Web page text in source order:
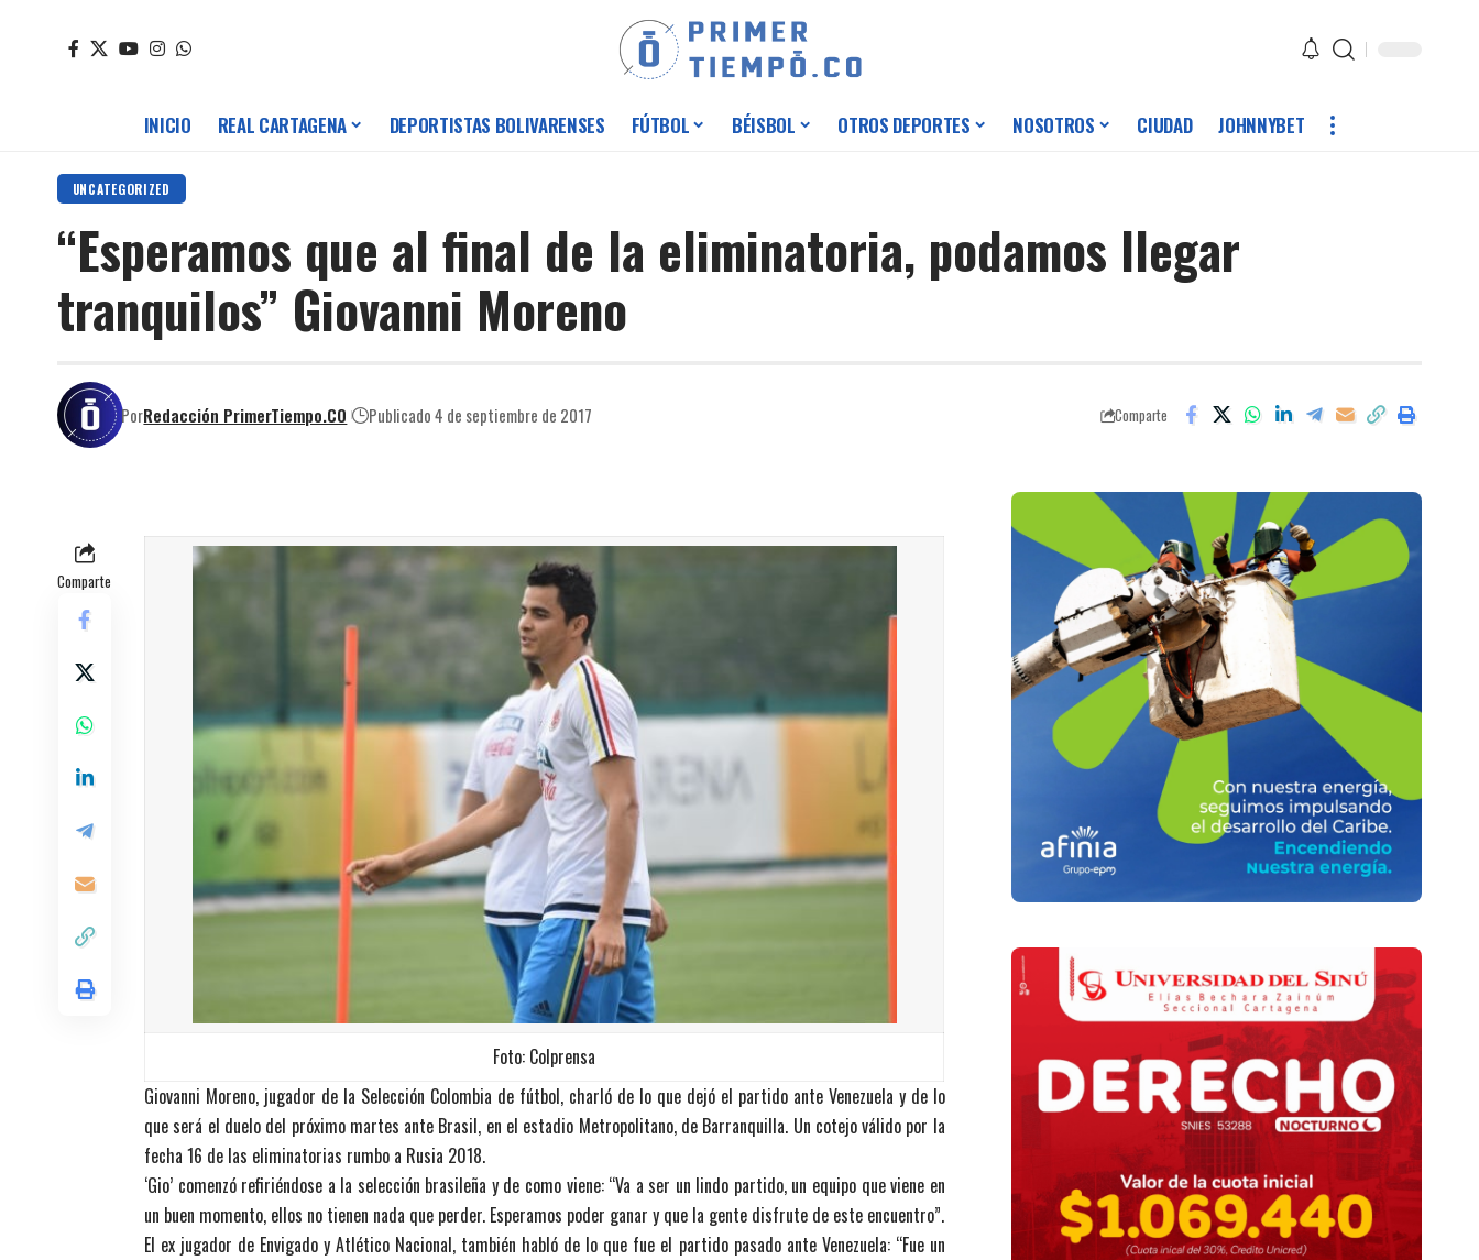
INICIO REAL CARTAGENA DEPORTISTAS BOLIVARENSES FÚTBOL BÉISBOL OTROS DEPORTES NOSOTROS CIUDAD JOHNNYBET
UNCATEGORIZED
“Esperamos que al final de la eliminatoria, podamos llegar
tranquilos” Giovanni Moreno
PorRedacción PrimerTiempo.CO Publicado 4 de septiembre de 2017 Comparte
Comparte
Foto: Colprensa
Giovanni Moreno, jugador de la Selección Colombia de fútbol, charló de lo que dejó el partido ante Venezuela y de lo
que será el duelo del próximo martes ante Brasil, en el estadio Metropolitano, de Barranquilla. Un cotejo válido por la
fecha 16 de las eliminatorias rumbo a Rusia 2018.
‘Gio’ comenzó refiriéndose a la selección brasileña y de como viene: “Va a ser un lindo partido, un equipo que viene en
un buen momento, ellos no tienen nada que perder. Esperamos poder ganar y que la gente disfrute de este encuentro”.
El ex jugador de Envigado y Atlético Nacional, también habló de lo que fue el partido pasado ante Venezuela: “Fue un